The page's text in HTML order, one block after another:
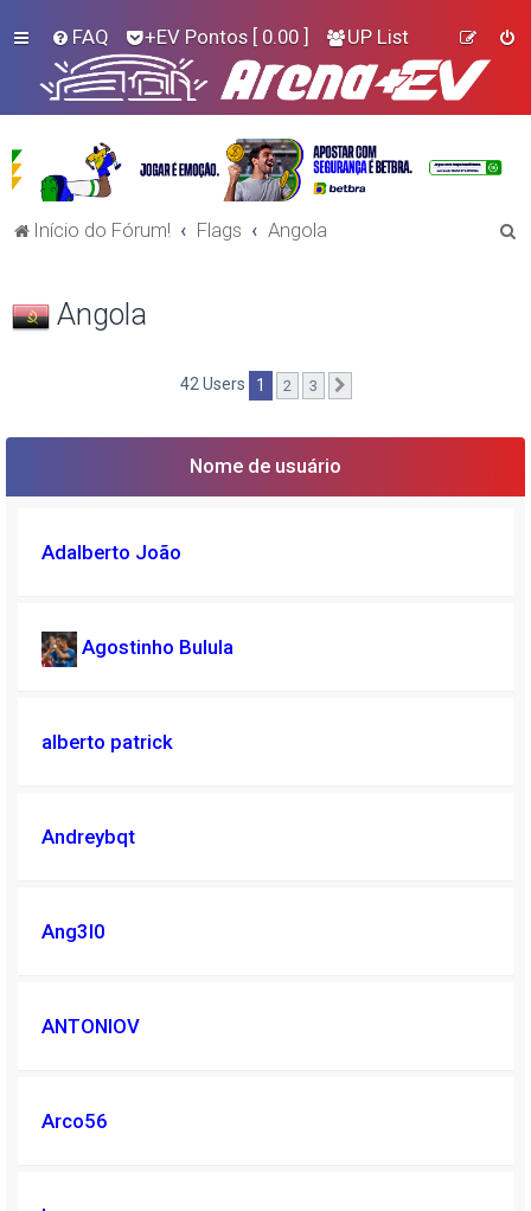
FAQ +EV Pontos [ 0.00 ] UP List
Início do Fórum! Flags Angola
r
Angola
42 Users 1 2 3
Nome de usuário
Adalberto João
Agostinho Bulula
alberto patrick
Andreybqt
Ang3l0
ANTONIOV
Arco56